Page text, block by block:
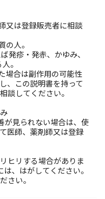
又は登録販売者に相談
の人。
発疹・発赤、かゆみ、
。
場合は副作用の可能性
、この説明書を持って
談してください。
が見られない場合は、使
医師、薬剤師又は登録
ヒリする場合がありま
、はがしてください。
さい。